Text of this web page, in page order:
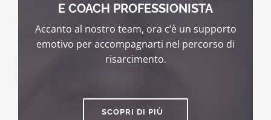
E COACH PROFESSIONISTA
Accanto al nostro team, ora c’è un supporto
emotivo per accompagnarti nel percorso di
risarcimento.
SCOPRI DI PIÙ